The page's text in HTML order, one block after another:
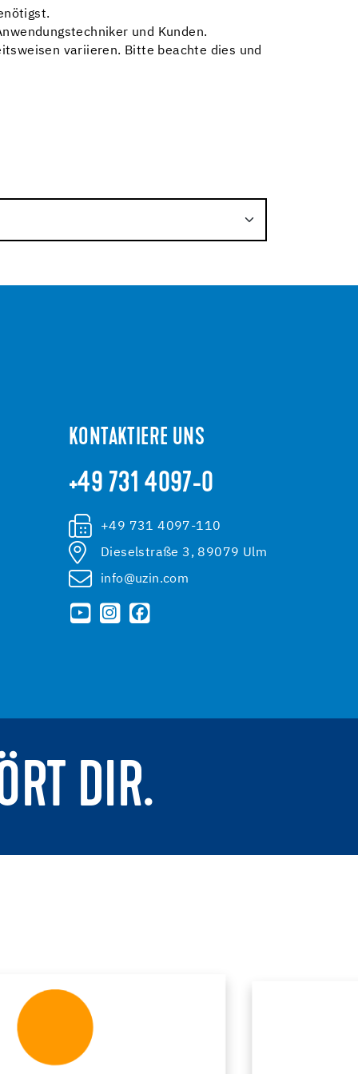
und Kunden.
variieren. Bitte beachte dies und
KONTAKTIERE UNS
+49 731 4097-0
+49 731 4097-110
Dieselstraße 3, 89079 Ulm
info@uzin.com
DIR.